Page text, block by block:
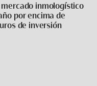
mercado inmologístico
por encima de
de inversión